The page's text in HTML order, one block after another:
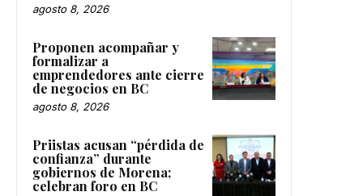
agosto 8, 2026
Proponen acompañar y
formalizar a
emprendedores ante cierre
de negocios en BC
agosto 8, 2026
Priistas acusan “pérdida de
confianza” durante
gobiernos de Morena;
celebran foro en BC